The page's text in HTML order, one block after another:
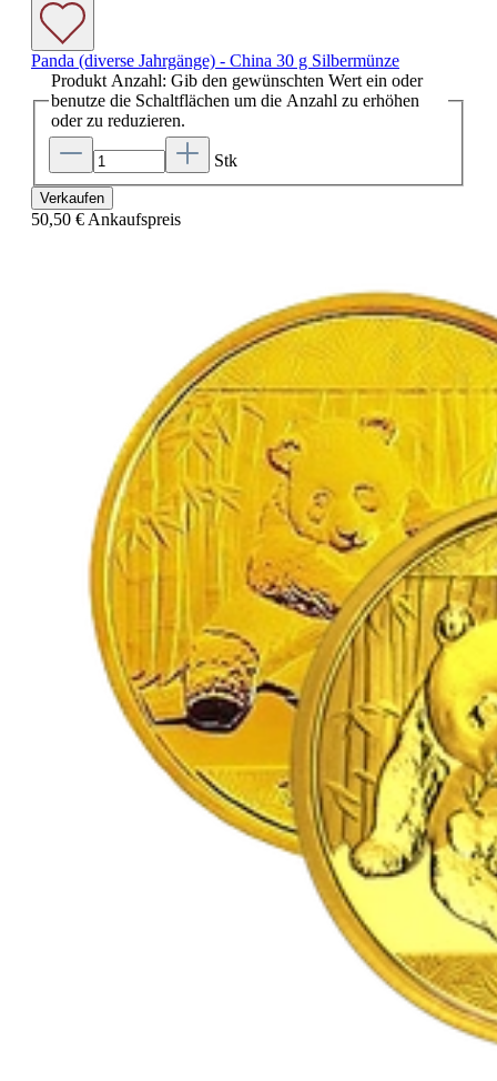
Panda (diverse Jahrgänge) - China 30 g Silbermünze
Produkt Anzahl: Gib den gewünschten Wert ein oder
benutze die Schaltflächen um die Anzahl zu erhöhen
oder zu reduzieren.
Stk
Verkaufen
50,50 € Ankaufspreis